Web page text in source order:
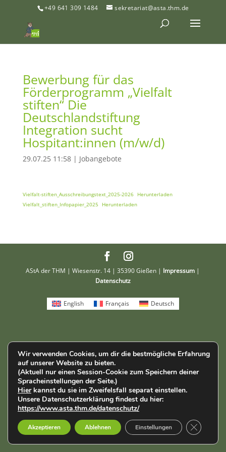
+49 641 309 1484 sekretariat@asta.thm.de
Bewerbung für das
Förderprogramm „Vielfalt
stiften“ Die
Deutschlandstiftung
Integration sucht
Hospitant:innen (m/w/d)
29.07.25 11:58| Jobangebote
Vielfalt-stiften_Ausschreibungstext_2025-2026
Herunterladen
Vielfalt_stiften_Infopapier_2025
Herunterladen
AStA der THM | Wiesenstr. 14 | 35390 Gießen | Impressum |
Datenschutz
Wir verwenden Cookies, um dir die bestmögliche Erfahrung
auf unserer Website zu bieten.
(Aktuell nur einen Session-Cookie zum Speichern deiner
Spracheinstellungen der Seite.)
Hierkannst du sie im Zweifelsfall separat einstellen.
Unsere Datenschutzerklärung findest du hier:
https://www.asta.thm.de/datenschutz/
Akzeptieren Ablehnen Einstellungen GDPR
English Français Deutsch